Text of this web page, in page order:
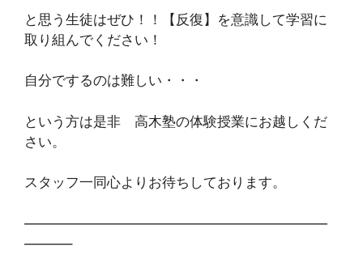
と思う生徒はぜひ！！【反復】を意識して学習に
取り組んでください！
自分でするのは難しい・・・
という方は是非 高木塾の体験授業にお越しくだ
さい。
スタッフ一同心よりお待ちしております。
——————————————————————
———–